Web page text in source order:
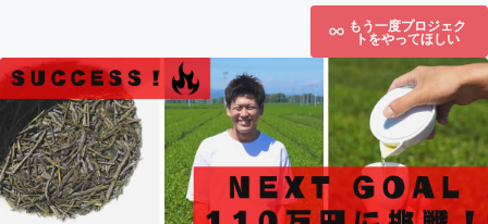
もう一度プロジェク
トをやってほしい